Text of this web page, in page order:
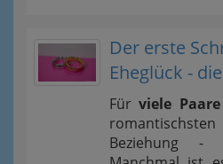
Der erste
Eheglück -
Fürviele Paare
Beziehung -